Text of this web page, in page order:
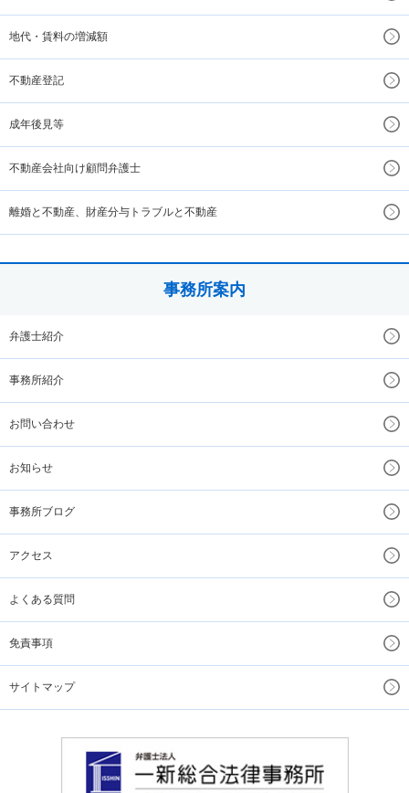
地代・賃料の増減額
不動産登記
成年後見等
不動産会社向け顧問弁護士
離婚と不動産、財産分与トラブルと不動産
事務所案内
弁護士紹介
事務所紹介
お問い合わせ
お知らせ
事務所ブログ
アクセス
よくある質問
免責事項
サイトマップ